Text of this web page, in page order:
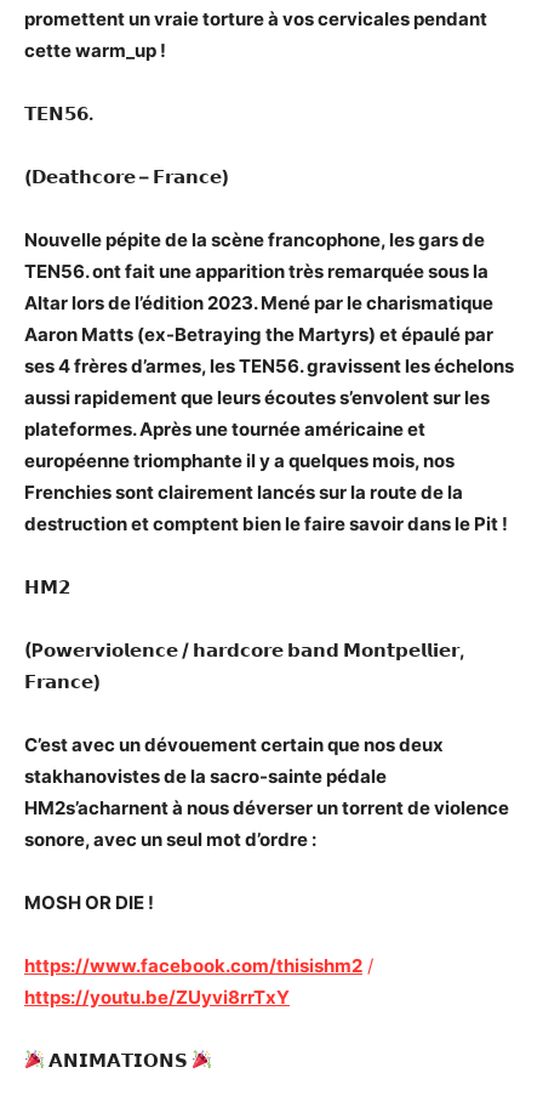
promettent un vraie torture à vos cervicales pendant
cette warm_up !
𝗧𝗘𝗡𝟱𝟲.
(𝗗𝗲𝗮𝘁𝗵𝗰𝗼𝗿𝗲 – 𝗙𝗿𝗮𝗻𝗰𝗲)
Nouvelle pépite de la scène francophone, les gars de
TEN56. ont fait une apparition très remarquée sous la
Altar lors de l’édition 2023. Mené par le charismatique
Aaron Matts (ex-Betraying the Martyrs) et épaulé par
ses 4 frères d’armes, les TEN56. gravissent les échelons
aussi rapidement que leurs écoutes s’envolent sur les
plateformes. Après une tournée américaine et
européenne triomphante il y a quelques mois, nos
Frenchies sont clairement lancés sur la route de la
destruction et comptent bien le faire savoir dans le Pit !
𝗛𝗠𝟮
(P𝗼𝘄𝗲𝗿𝘃𝗶𝗼𝗹𝗲𝗻𝗰𝗲 / 𝗵𝗮𝗿𝗱𝗰𝗼𝗿𝗲 𝗯𝗮𝗻𝗱 𝗠𝗼𝗻𝘁𝗽𝗲𝗹𝗹𝗶𝗲𝗿,
𝗙𝗿𝗮𝗻𝗰𝗲)
C’est avec un dévouement certain que nos deux
stakhanovistes de la sacro-sainte pédale
HM2s’acharnent à nous déverser un torrent de violence
sonore, avec un seul mot d’ordre :
MOSH OR DIE !
https://www.facebook.com/thisishm2 /
https://youtu.be/ZUyvi8rrTxY
𝗔𝗡𝗜𝗠𝗔𝗧𝗜𝗢𝗡𝗦